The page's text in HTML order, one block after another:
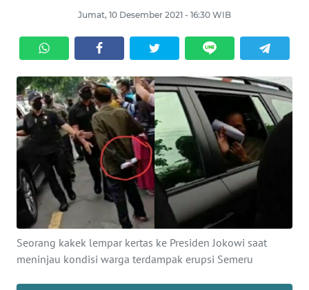
Jumat, 10 Desember 2021 - 16:30 WIB
Seorang kakek lempar kertas ke Presiden Jokowi saat
meninjau kondisi warga terdampak erupsi Semeru
TOKOH
OPINI
Informasi
BERITA
KONTAK
KAMI
INFO